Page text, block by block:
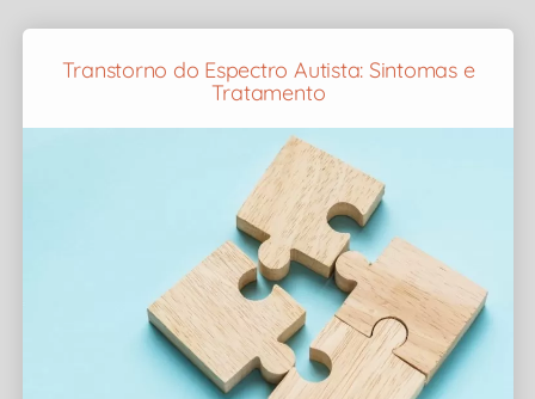
Transtorno do Espectro Autista: Sintomas e
Tratamento